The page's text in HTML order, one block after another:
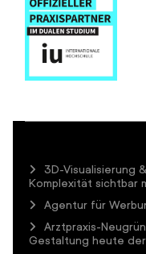
3D-Visualisierung
Komplexität sichtbar
Agentur für
Arztpraxis-
Gestaltung heute